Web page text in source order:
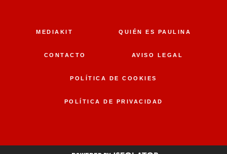
MEDIAKIT QUIÉN ES PAULINA
CONTACTO AVISO LEGAL
POLÍTICA DE COOKIES
POLÍTICA DE PRIVACIDAD